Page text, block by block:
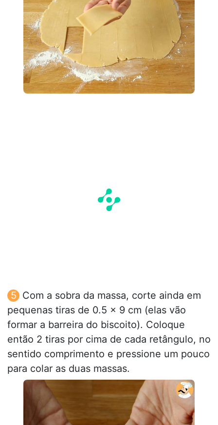
Com a sobra da massa, corte ainda em
pequenas tiras de 0.5 x 9 cm (elas vão
formar a barreira do biscoito). Coloque
então 2 tiras por cima de cada retângulo, no
sentido comprimento e pressione um pouco
para colar as duas massas.